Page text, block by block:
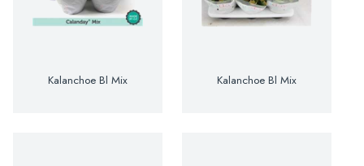
Kalanchoe Bl Mix Kalanchoe Bl Mix